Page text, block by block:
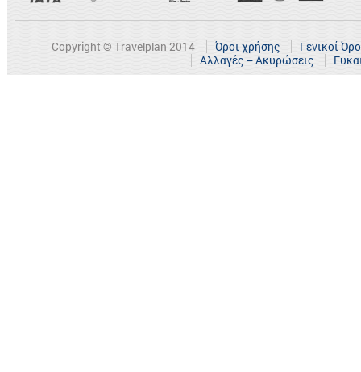
Copyright © Travelplan 2014 Όροι χρήσης
Γενικοί
Αλλαγές – Ακυρώσεις